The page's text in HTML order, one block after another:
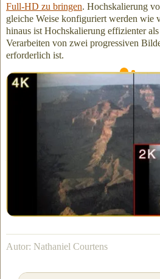
Full-HD zu bringen. Hochskalierung
gleiche Weise konfiguriert werden wie
hinaus ist Hochskalierung effizienter
Verarbeiten von zwei progressiven
erforderlich ist.
Die Hochskalierung von 2K auf 4K
Bildpunktzahl sowohl in der Höhe
Ich fand mich selbst dabei, jeden Schritt
Übertragungsprozesses neu zu
Website beschrieben habe Von RAW
– ich fand eine Instanz, wo ich eine
könnte.
Als Nächstes in Teil 4 -
hochzuskalieren
Autor: Nathaniel Courtens